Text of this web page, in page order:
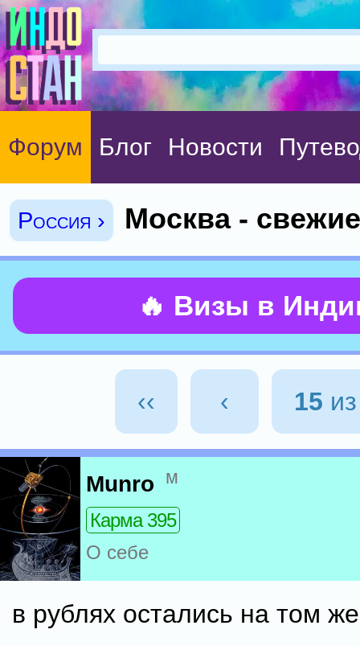
Форум Блог Новости
Россия › Москва -
🔥 Визы в
‹‹ ‹ 15
Munro м
Карма 395
О себе
в рублях остались на том